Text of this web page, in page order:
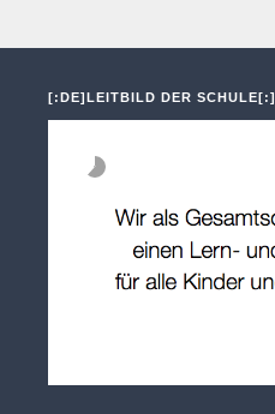
[:DE]LEITBILD DER SCHULE[:]